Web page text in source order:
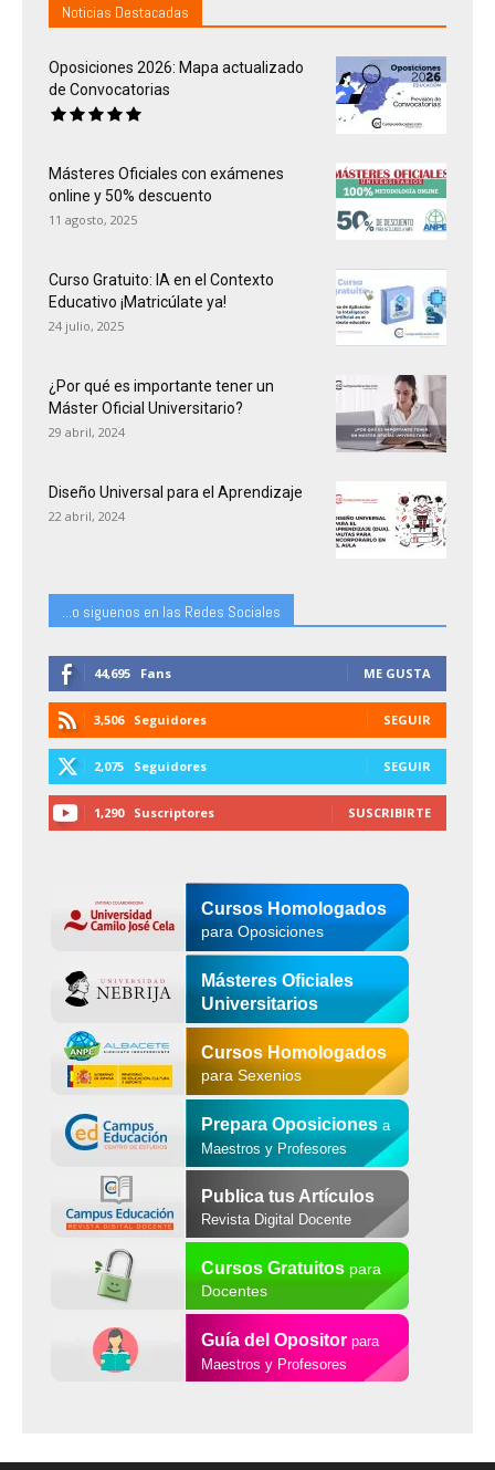
Noticias Destacadas
Oposiciones 2026: Mapa actualizado
de Convocatorias
Másteres Oficiales con exámenes
online y 50% descuento
11 agosto, 2025
Curso Gratuito: IA en el Contexto
Educativo ¡Matricúlate ya!
24 julio, 2025
¿Por qué es importante tener un
Máster Oficial Universitario?
29 abril, 2024
Diseño Universal para el Aprendizaje
22 abril, 2024
...o siguenos en las Redes Sociales
44,695 Fans ME GUSTA
3,506 Seguidores SEGUIR
2,075 Seguidores SEGUIR
1,290 Suscriptores SUSCRIBIRTE
Cursos Homologados
para Oposiciones
Másteres Oficiales
Universitarios
Cursos Homologados
para Sexenios
Prepara Oposiciones a
Maestros y Profesores
Publica tus Artículos
Revista Digital Docente
Cursos Gratuitospara
Docentes
Guía del Opositor para
Maestros y Profesores